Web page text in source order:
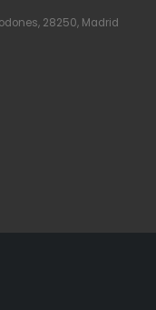
28250, Madrid